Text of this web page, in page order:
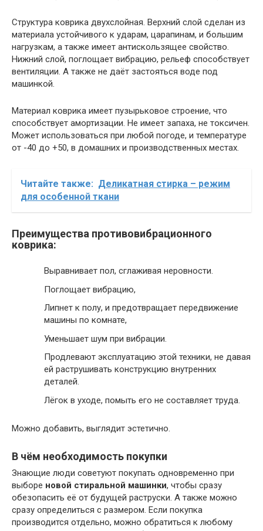
Структура коврика двухслойная. Верхний слой сделан из
материала устойчивого к ударам, царапинам, и большим
нагрузкам, а также имеет антискользящее свойство.
Нижний слой, поглощает вибрацию, рельеф способствует
вентиляции. А также не даёт застояться воде под
машинкой.
Материал коврика имеет пузырьковое строение, что
способствует амортизации. Не имеет запаха, не токсичен.
Может использоваться при любой погоде, и температуре
от -40 до +50, в домашних и производственных местах.
Читайте также: Деликатная стирка – режим
для особенной ткани
Преимущества противовибрационного
коврика:
Выравнивает пол, сглаживая неровности.
Поглощает вибрацию,
Липнет к полу, и предотвращает передвижение
машины по комнате,
Уменьшает шум при вибрации.
Продлевают эксплуатацию этой техники, не давая
ей раструшивать конструкцию внутренних
деталей.
Лёгок в уходе, помыть его не составляет труда.
Можно добавить, выглядит эстетично.
В чём необходимость покупки
Знающие люди советуют покупать одновременно при
выборе новой стиральной машинки, чтобы сразу
обезопасить её от будущей раструски. А также можно
сразу определиться с размером. Если покупка
производится отдельно, можно обратиться к любому